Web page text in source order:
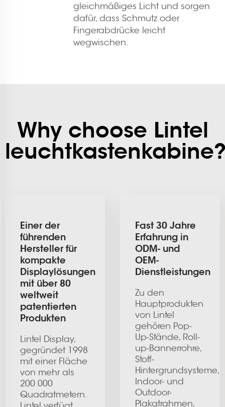
gleichmäßiges Licht und sorgen
dafür, dass Schmutz oder
Fingerabdrücke leicht
wegwischen.
Why choose Lintel
Einer der
führenden
Hersteller für
kompakte
Displaylösungen
mit über 80
weltweit
patentierten
Produkten
Lintel Display,
gegründet 1998
mit einer Fläche
von mehr als
200 000
Quadratmetern.
Fast 30 Jahre
Erfahrung in
ODM- und
OEM-
Dienstleistungen
Zu den
Hauptprodukten
von Lintel
gehören Pop-
Up-Stände, Roll-
up-Bannerrohre,
Stoff-
Hintergrundsysteme,
Indoor- und
Outdoor-
Plakatrahmen,